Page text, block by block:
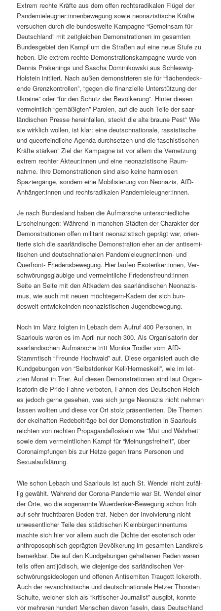
Extrem rechte Kräfte aus dem offen recht­sradikalen Flügel der
Pandemieleugner:innenbewegung sowie neon­azis­tis­che Kräfte
ver­suchen durch die bun­desweite Kam­pagne “Gemein­sam für
Deutsch­land” mit zeit­gle­ichen Demon­stra­tio­nen im gesamten
Bun­des­ge­bi­et den Kampf um die Straßen auf eine neue Stufe zu
heben. Die extrem rechte Demon­stra­tionskam­pagne wurde von
Den­nis Prak­en­ings und Sascha Dominikows­ki aus Schleswig-
Hol­stein ini­ti­iert. Nach außen demon­stri­eren sie für “flächen­deck­
ende Gren­zkon­trollen”, “gegen die finanzielle Unter­stützung der
Ukraine” oder “für den Schutz der Bevölkerung”. Hin­ter diesen
ver­meintlich “gemäßigten” Parolen, auf die auch Teile der saar­
ländis­chen Presse here­in­fall­en, steckt die alte braune Pest” Wie
sie wirk­lich wollen, ist klar: eine deutschna­tionale, ras­sis­tis­che
und queer­feindliche Agen­da durch­set­zen und die faschis­tis­chen
Kräfte stärken” Ziel der Kam­pagne ist vor allem die Ver­net­zung
extrem rechter Akteur:innen und eine neon­azis­tis­che Raum­
nahme. Ihre Demon­stra­tio­nen sind also keine harm­losen
Spaziergänge, son­dern eine Mobil­isierung von Neon­azis, AfD-
Anhänger:innen und recht­sradikalen Pandemieleugner:innen.
Je nach Bun­des­land haben die Aufmärsche unter­schiedliche
Erschei­n­un­gen: Während in manchen Städten der Charak­ter der
Demon­stra­tio­nen offen mil­i­tant neon­azis­tisch geprägt war, ori­en­
tierte sich die saar­ländis­che Demon­stra­tion eher an der anti­semi­
tis­chen und deutschna­tionalen Pandemieleugner:innen- und
Quer­front- Friedens­be­we­gung. Hier laufen Esoteriker:innen, Ver­
schwörungs­gläu­bige und ver­meintliche Friedensfreund:innen
Seite an Seite mit den Altkadern des saar­ländis­chen Neon­azis­
mus, wie auch mit neuen möchte­gern-Kadern der sich bun­
desweit entwick­el­nden neon­azis­tis­chen Jugendbewegung.
Noch im März fol­gten in Lebach dem Aufruf 400 Per­so­n­en, in
Saar­louis waren es im April nur noch 300. Als Organ­isatorin der
saar­ländis­chen Aufmärsche tritt Moni­ka Trodler vom AfD-
Stammtisch “Fre­unde Hochwald” auf. Diese organ­isiert auch die
Kundge­bun­gen von “Selb­st­denker Kell/Hermeskeil”, wie im let­
zten Monat in Tri­er. Auf diesen Demon­stra­tio­nen sind laut Organ­
isatorin die Pride-Fahne ver­boten, Fah­nen des Deutschen Reich­
es jedoch gerne gese­hen, was sich junge Neon­azis nicht nehmen
lassen woll­ten und diese vor Ort stolz präsen­tierten. Die The­men
der ekel­haften Rede­beiträge bei der Demon­stra­tion in Saar­louis
reicht­en von recht­en Pro­pa­gandafloskeln wie “Mut und Wahrheit”
sowie dem ver­meintlichen Kampf für “Mei­n­ungs­frei­heit”, über
Coro­n­aimp­fun­gen bis zur Het­ze gegen trans Per­so­n­en und
Sexualaufklärung.
Wie schon Lebach und Saar­louis ist auch St. Wen­del nicht zufäl­
lig gewählt. Während der Coro­na-Pan­demie war St. Wen­del ein­er
der Orte, wo die soge­nan­nte Wuer­denker-Bewe­gung schon früh
auf sehr frucht­baren Boden traf. Neben der Involvierung nicht
unwesentlich­er Teile des städtis­chen Kleinbürger:innentums
machte sich hier vor allem auch die Dichte der eso­ter­isch oder
anthro­posophisch geprägten Bevölkerung im gesamten Land­kreis
bemerk­bar. Die auf den Kundge­bun­gen gehal­te­nen Reden waren
teils offen anti­jüdisch, wie diejenige des sar­ländis­chen Ver­
schwörungside­olo­gen und offe­nen Anti­semiten Trau­gott Ickeroth.
Auch der revan­chis­tis­che und deutschna­tionale Het­zer Thorsten
Schulte, welch­er sich als “kri­tis­ch­er Jour­nal­ist” aus­gibt, kon­nte
vor mehreren hun­dert Men­schen davon faseln, dass Deutsch­land